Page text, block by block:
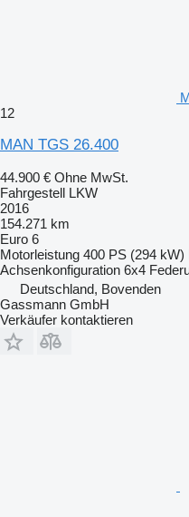
12
MAN TGS 26.400
44.900 € Ohne MwSt.
Fahrgestell LKW
2016
154.271 km
Euro 6
Motorleistung 400 PS (294 kW)
Achsenkonfiguration 6x4
Deutschland, Bovenden
Gassmann GmbH
Verkäufer kontaktieren